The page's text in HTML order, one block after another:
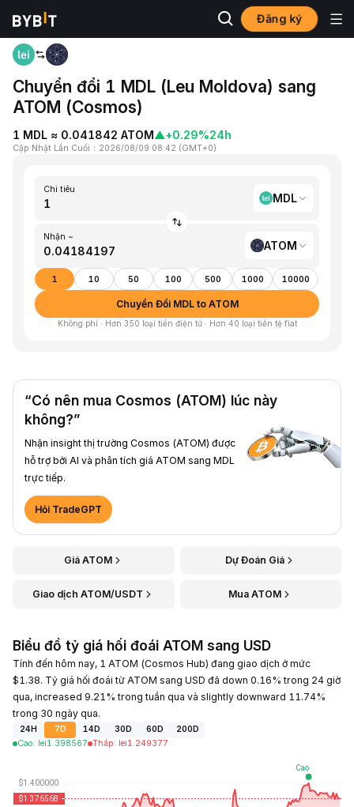
Đăng ký
Trang chủ
Chuyển đổi 1 MDL (Leu Moldova) sang
ATOM (Cosmos)
1 MDL ≈ 0.041842 ATOM▲+0.29%24h
Cập Nhật Lần Cuối ： 2026/08/09 08:42 (GMT+0)
Chi tiêu
MDL
Nhận ~
ATOM
1 10 50 100 500 1000 10000
Chuyển Đổi MDL to ATOM
Không phí · Hơn 350 loại tiền điện tử · Hơn 40 loại tiền tệ fiat
“Có nên mua Cosmos (ATOM) lúc này
không?”
Nhận insight thị trường Cosmos (ATOM) được
hỗ trợ bởi AI và phân tích giá ATOM sang MDL
trực tiếp.
Hỏi TradeGPT
Giá ATOM Dự Đoán Giá
Giao dịch ATOM/USDT Mua ATOM
Biểu đồ tỷ giá hối đoái ATOM sang USD
Tính đến hôm nay, 1 ATOM (Cosmos Hub) đang giao dịch ở mức
$1.38. Tỷ giá hối đoái từ ATOM sang USD đã down 0.16% trong 24 giờ
qua, increased 9.21% trong tuần qua và slightly downward 11.74%
trong 30 ngày qua.
24H 7D 14D 30D 60D
200D
Cao: lei1.398567 Thấp: lei1.249377